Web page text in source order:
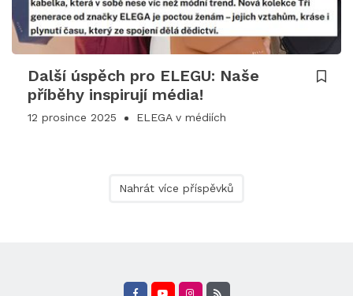
Další úspěch pro ELEGU: Naše
příběhy inspirují média!
12 prosince 2025 ELEGA v médiích
Nahrát více příspěvků